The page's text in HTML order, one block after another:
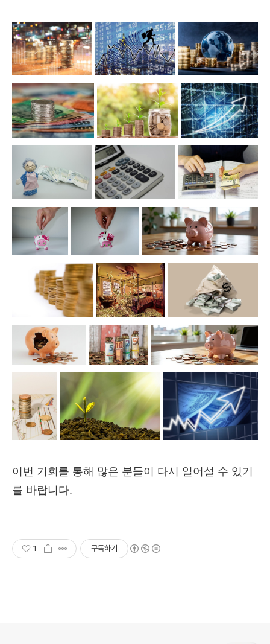
이번 기회를 통해 많은 분들이 다시 일어설 수 있기
를 바랍니다.
1 구독하기